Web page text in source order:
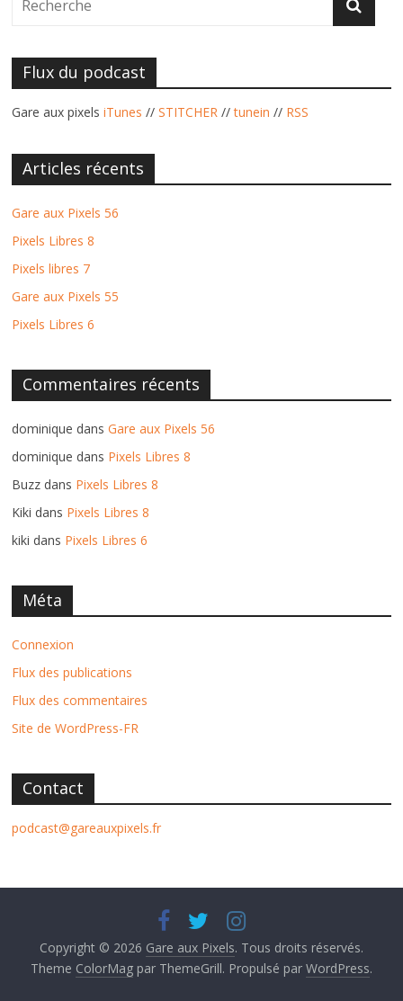
Flux du podcast
Gare aux pixelsiTunes //STITCHER //tunein // RSS
Articles récents
Gare aux Pixels 56
Pixels Libres 8
Pixels libres 7
Gare aux Pixels 55
Pixels Libres 6
Commentaires récents
dominique dansGare aux Pixels 56
dominique dans Pixels Libres 8
Buzz dans Pixels Libres 8
Kiki dans Pixels Libres 8
kiki dans Pixels Libres 6
Méta
Connexion
Flux des publications
Flux des commentaires
Site de WordPress-FR
Contact
podcast@gareauxpixels.fr
Copyright © 2026 Gare aux Pixels. Tous droits réservés.
Theme ColorMagpar ThemeGrill. Propulsé par WordPress.